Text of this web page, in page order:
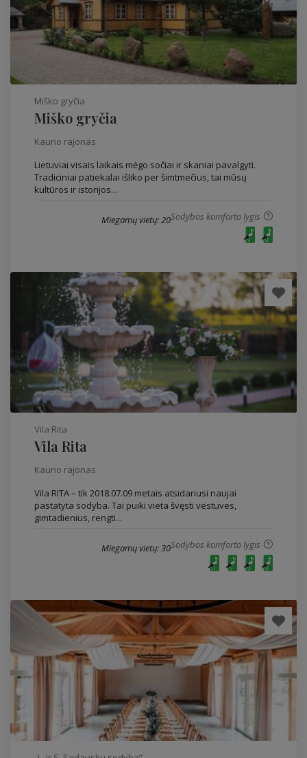
Miško gryčia
Miško gryčia
Kauno rajonas
Lietuviai visais laikais mėgo sočiai ir skaniai pavalgyti.
Tradiciniai patiekalai išliko per šimtmečius, tai mūsų
kultūros ir istorijos...
Sodybos komforto lygis
Miegamų vietų: 20
Vila Rita
Vila Rita
Kauno rajonas
Vila RITA – tik 2018.07.09 metais atsidariusi naujai
pastatyta sodyba. Tai puiki vieta švęsti vestuves,
gimtadienius, rengti...
Sodybos komforto lygis
Miegamų vietų: 30